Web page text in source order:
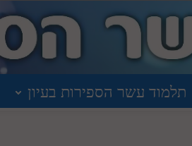
תלמוד עשר הספירות בעיון